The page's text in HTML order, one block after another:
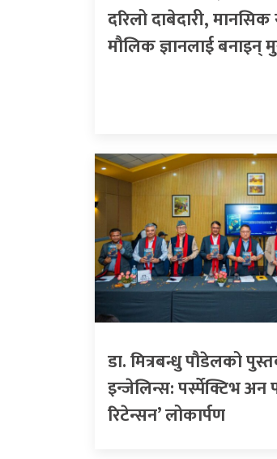
दरिलो दाबेदारी, मानसिक
मौलिक ज्ञानलाई बनाइन्
डा. मित्रबन्धु पौडेलको
इन्जेलिन्स: पर्स्पेक्टिभ अन
रिटेन्सन’ लोकार्पण